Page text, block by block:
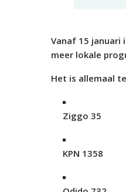
Vanaf 15 januari
meer lokale
Het is allemaal
Ziggo 35
KPN 1358